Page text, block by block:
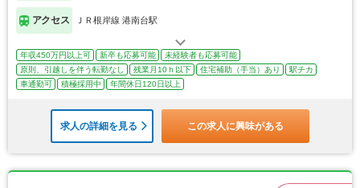
アクセス ＪＲ根岸線 港南台駅
年収450万円以上可 新卒も応募可能
未経験者も応募可能
原則、引越しを伴う転勤なし
残業月10ｈ以下 住宅補助（手当）あり
駅チカ
車通勤可
積極採用中 年間休日120日以上
求人の詳細を見る この求人に興味がある